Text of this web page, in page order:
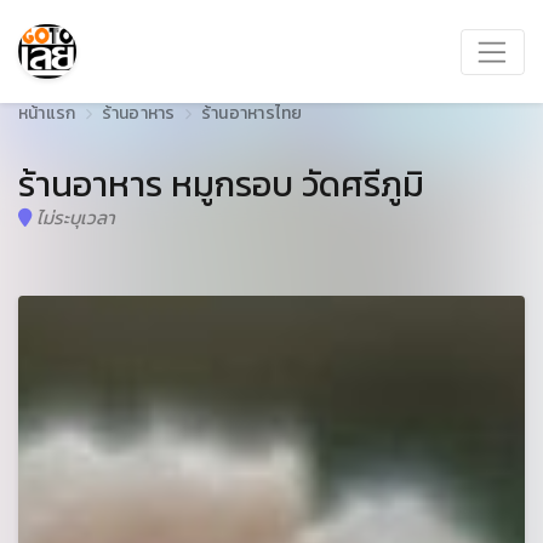
หน้าแรก ร้านอาหาร ร้านอาหารไทย
ร้านอาหาร หมูกรอบ วัดศรีภูมิ
ไม่ระบุเวลา